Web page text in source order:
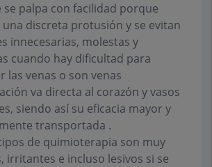
se palpa con facilidad porque
discreta protusión y se evitan
innecesarias, molestas y
cuando hay dificultad para
las venas o son venas
va directa al corazón y vasos
siendo así su eficacia mayor y
transportada .
de quimioterapia son muy
irritantes e incluso lesivos si se